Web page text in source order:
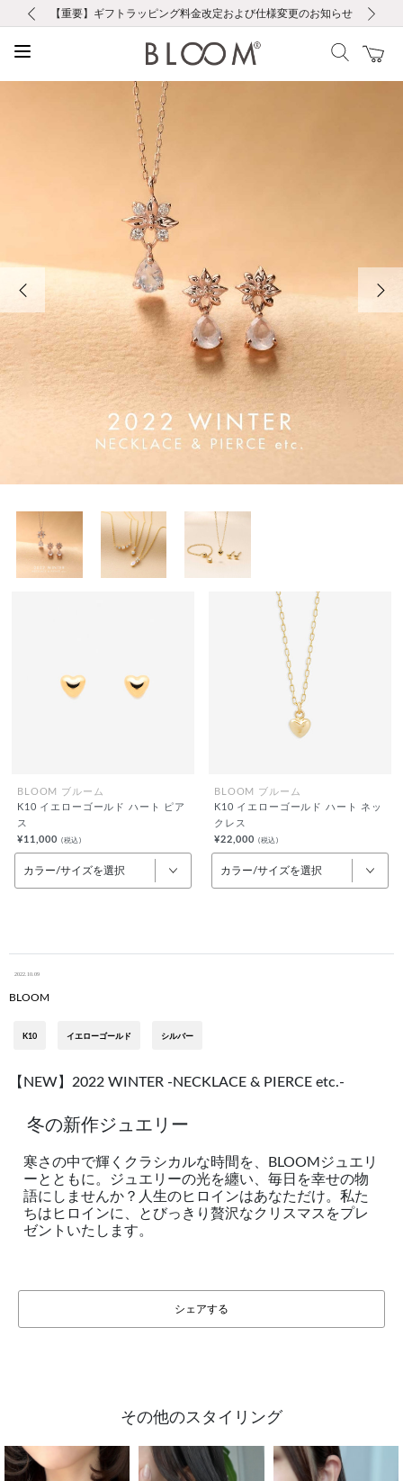
お修理・アフターサービスのご案内
【重要】令和８年熊本地震に伴う集配への影響について
【重要】ギフトラッピング料金改定および仕様変更のお知らせ
【重要】夏季休業の営業についてのご案内
税込5,500円以上で送料無料｜最短24時間以内に発送
新規会員登録で1000ポイントプレゼント！
LINE友だち登録で500円クーポンプレゼント
会員限定！レビュー投稿で100ポイントプレゼント
お修理・アフターサービスのご案内
【重要】令和８年熊本地震に伴う集配への影響について
BLOOM ブルーム
K10 イエローゴールド ハート ピア
ス
¥11,000 (税込)
カラー/サイズを選択
BLOOM ブルーム
K10 イエローゴールド ハート ネッ
クレス
¥22,000 (税込)
カラー/サイズを選択
2022.10.09
BLOOM
K10 イエローゴールド シルバー
【NEW】2022 WINTER -NECKLACE & PIERCE etc.-
冬の新作ジュエリー
寒さの中で輝くクラシカルな時間を、BLOOMジュエリ
ーとともに。ジュエリーの光を纏い、毎日を幸せの物
語にしませんか？人生のヒロインはあなただけ。私た
ちはヒロインに、とびっきり贅沢なクリスマスをプレ
ゼントいたします。
シェアする
その他のスタイリング